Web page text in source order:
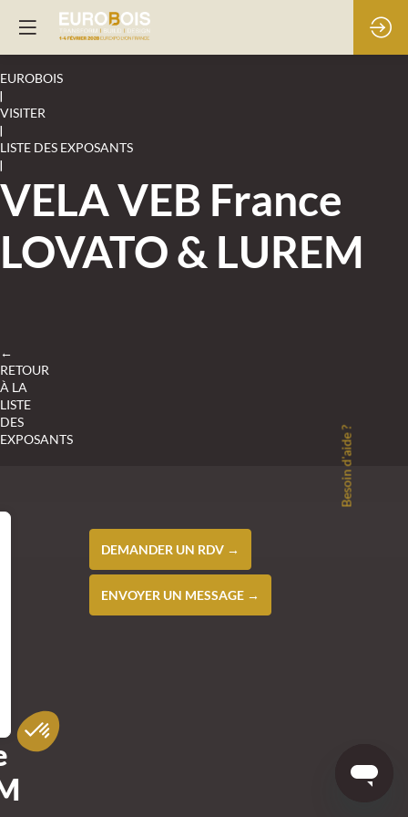
EUROBOIS
|
VISITER
|
LISTE DES EXPOSANTS
|
VELA VEB France
LOVATO & LUREM
←
RETOUR
À LA
LISTE
DES
EXPOSANTS
DEMANDER UN RDV →
ENVOYER UN MESSAGE →
Besoin d'aide ?